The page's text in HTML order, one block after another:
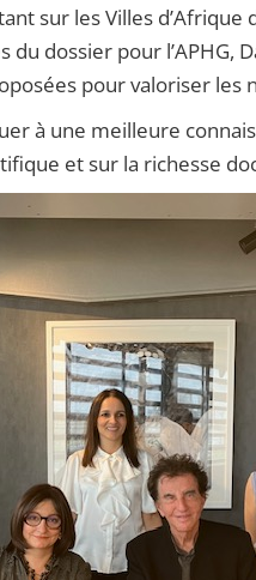
sur les Villes
dossier pour l’APHG,
pour valoriser les
à une meilleure
et sur la richesse